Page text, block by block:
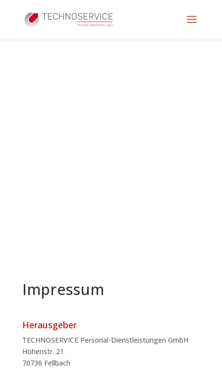
Impressum
Herausgeber
TECHNOSERVICE Personal-Dienstleistungen GmbH
Höhenstr. 21
70736 Fellbach